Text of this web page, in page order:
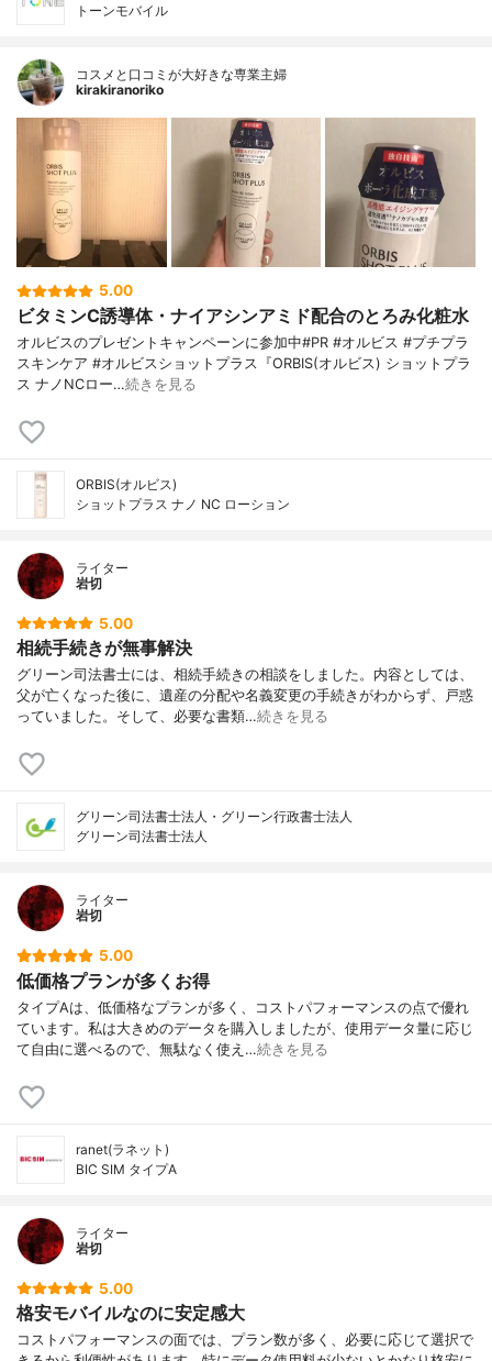
トーンモバイル
コスメと口コミが大好きな専業主婦
kirakiranoriko
5.00
ビタミンC誘導体・ナイアシンアミド配合のとろみ化粧水
オルビスのプレゼントキャンペーンに参加中#PR #オルビス #プチプラ
スキンケア #オルビスショットプラス『ORBIS(オルビス) ショットプラ
ス ナノNCロー…続きを見る
ORBIS(オルビス)
ショットプラス ナノ NC ローション
ライター
岩切
5.00
相続手続きが無事解決
グリーン司法書士には、相続手続きの相談をしました。内容としては、
父が亡くなった後に、遺産の分配や名義変更の手続きがわからず、戸惑
っていました。そして、必要な書類…続きを見る
グリーン司法書士法人・グリーン行政書士法人
グリーン司法書士法人
ライター
岩切
5.00
低価格プランが多くお得
タイプAは、低価格なプランが多く、コストパフォーマンスの点で優れ
ています。私は大きめのデータを購入しましたが、使用データ量に応じ
て自由に選べるので、無駄なく使え…続きを見る
ranet(ラネット)
BIC SIM タイプA
ライター
岩切
5.00
格安モバイルなのに安定感大
コストパフォーマンスの面では、プラン数が多く、必要に応じて選択で